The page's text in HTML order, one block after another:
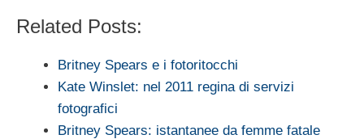
Related Posts:
Britney Spears e i fotoritocchi
Kate Winslet: nel 2011 regina di servizi
fotografici
Britney Spears: istantanee da femme fatale